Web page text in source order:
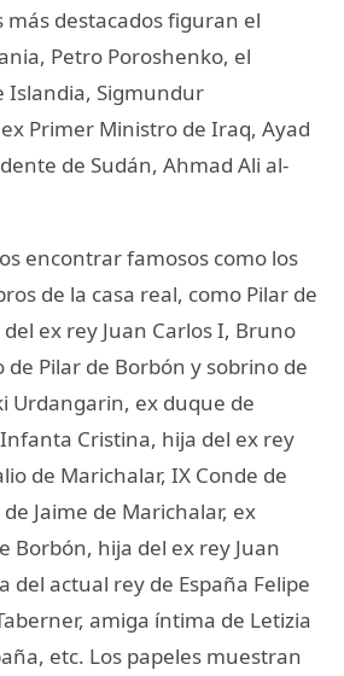
destacados figuran el
Petro Poroshenko, el
Islandia, Sigmundur
Primer Ministro de Iraq, Ayad
de Sudán, Ahmad Ali al-
encontrar famosos como los
de la casa real, como Pilar de
ex rey Juan Carlos I, Bruno
de Pilar de Borbón y sobrino de
Urdangarin, ex duque de
Cristina, hija del ex rey
de Marichalar, IX Conde de
Jaime de Marichalar, ex
Borbón, hija del ex rey Juan
del actual rey de España Felipe
amiga íntima de Letizia
etc. Los papeles muestran